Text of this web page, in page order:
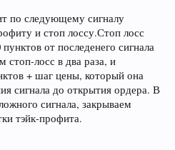
по следующему сигналу
и стоп лоссу.Стоп лосс
от последенего сигнала
стоп-лосс в два раза, и
+ шаг цены, который она
сигнала до открытия ордера. В
сигнала, закрываем
тэйк-профита.